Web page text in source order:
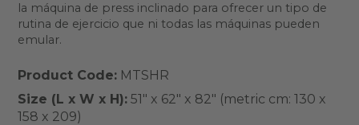
la máquina de press inclinado para ofrecer un tipo de
rutina de ejercicio que ni todas las máquinas pueden
emular.
Product Code:MTSHR
Size (L x W x H):51" x 62" x 82" (metric cm: 130 x
158 x 209)